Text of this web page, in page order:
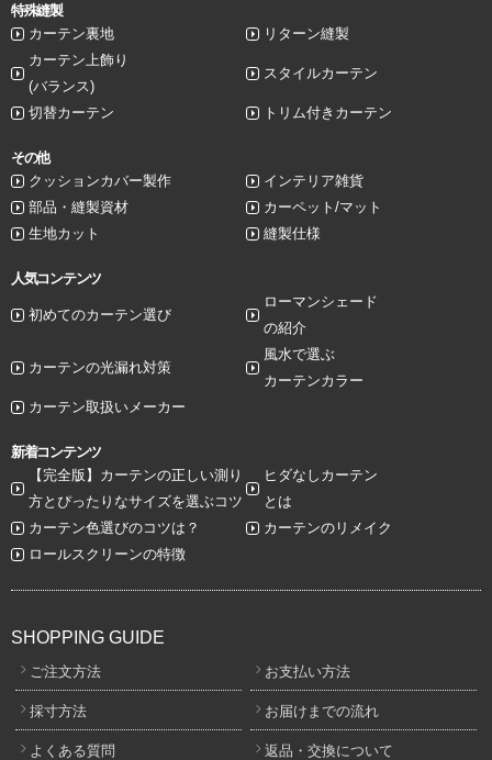
特殊縫製
カーテン裏地
リターン縫製
カーテン上飾り
(バランス)
スタイルカーテン
切替カーテン トリム付きカーテン
その他
クッションカバー製作
インテリア雑貨
部品・縫製資材
カーペット/マット
生地カット
縫製仕様
人気コンテンツ
初めてのカーテン選び
ローマンシェード
の紹介
カーテンの光漏れ対策
風水で選ぶ
カーテンカラー
カーテン取扱いメーカー
新着コンテンツ
【完全版】カーテンの正しい測り
方とぴったりなサイズを選ぶコツ
ヒダなしカーテン
とは
カーテン色選びのコツは？
カーテンのリメイク
ロールスクリーンの特徴
SHOPPING GUIDE
ご注文方法 お支払い方法
採寸方法 お届けまでの流れ
よくある質問 返品・交換について